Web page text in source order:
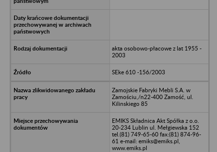
akta osobowo-płacowe z lat 1955 -
2003
SEke 610 -156/2003
Zamojskie Fabryki Mebli S.A. w
Zamościu,/n22-400 Zamość, ul.
Kilinskiego 85
EMIKS Składnica Akt Spółka z o.o.
20-234 Lublin ul. Mełgiewska 152
tel.(81) 749-65-60 fax:(81) 874-96-
61 e-mail: emiks@emiks.pl,
www.emiks.pl